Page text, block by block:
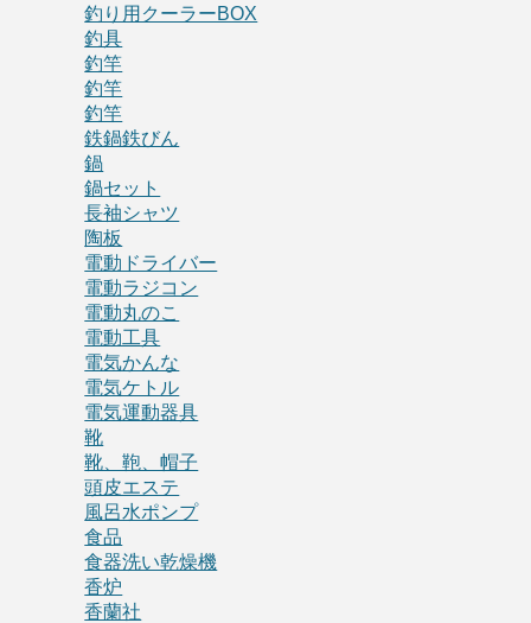
釣り用クーラーBOX
釣具
釣竿
釣竿
釣竿
鉄鍋鉄びん
鍋
鍋セット
長袖シャツ
陶板
電動ドライバー
電動ラジコン
電動丸のこ
電動工具
電気かんな
電気ケトル
電気運動器具
靴
靴、鞄、帽子
頭皮エステ
風呂水ポンプ
食品
食器洗い乾燥機
香炉
香蘭社